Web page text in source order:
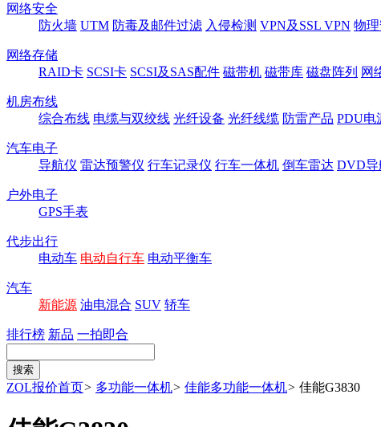
网络安全
防火墙 UTM 防毒及邮件过滤 入侵检测 VPN及SSL VPN 物
网络存储
RAID卡 SCSI卡 SCSI及SAS配件 磁带机 磁带库 磁盘阵列 网
机房布线
综合布线 电缆与双绞线 光纤设备 光纤线缆 防雷产品 PDU电
汽车电子
导航仪 雷达预警仪 行车记录仪 行车一体机 倒车雷达 DVD导
户外电子
GPS手表
代步出行
电动车 电动自行车 电动平衡车
汽车
新能源 油电混合 SUV 轿车
排行榜 新品 一拍即合
ZOL报价首页> 多功能一体机> 佳能多功能一体机> 佳能G3830